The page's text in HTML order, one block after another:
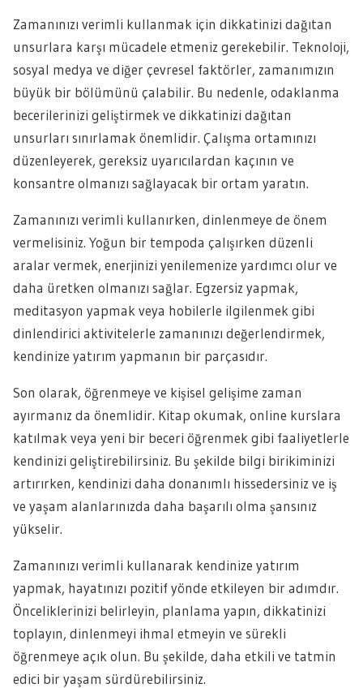
Zamanınızı verimli kullanmak için dikkatinizi dağıtan
unsurlara karşı mücadele etmeniz gerekebilir. Teknoloji,
sosyal medya ve diğer çevresel faktörler, zamanımızın
büyük bir bölümünü çalabilir. Bu nedenle, odaklanma
becerilerinizi geliştirmek ve dikkatinizi dağıtan
unsurları sınırlamak önemlidir. Çalışma ortamınızı
düzenleyerek, gereksiz uyarıcılardan kaçının ve
konsantre olmanızı sağlayacak bir ortam yaratın.
Zamanınızı verimli kullanırken, dinlenmeye de önem
vermelisiniz. Yoğun bir tempoda çalışırken düzenli
aralar vermek, enerjinizi yenilemenize yardımcı olur ve
daha üretken olmanızı sağlar. Egzersiz yapmak,
meditasyon yapmak veya hobilerle ilgilenmek gibi
dinlendirici aktivitelerle zamanınızı değerlendirmek,
kendinize yatırım yapmanın bir parçasıdır.
Son olarak, öğrenmeye ve kişisel gelişime zaman
ayırmanız da önemlidir. Kitap okumak, online kurslara
katılmak veya yeni bir beceri öğrenmek gibi faaliyetlerle
kendinizi geliştirebilirsiniz. Bu şekilde bilgi birikiminizi
artırırken, kendinizi daha donanımlı hissedersiniz ve iş
ve yaşam alanlarınızda daha başarılı olma şansınız
yükselir.
Zamanınızı verimli kullanarak kendinize yatırım
yapmak, hayatınızı pozitif yönde etkileyen bir adımdır.
Önceliklerinizi belirleyin, planlama yapın, dikkatinizi
toplayın, dinlenmeyi ihmal etmeyin ve sürekli
öğrenmeye açık olun. Bu şekilde, daha etkili ve tatmin
edici bir yaşam sürdürebilirsiniz.